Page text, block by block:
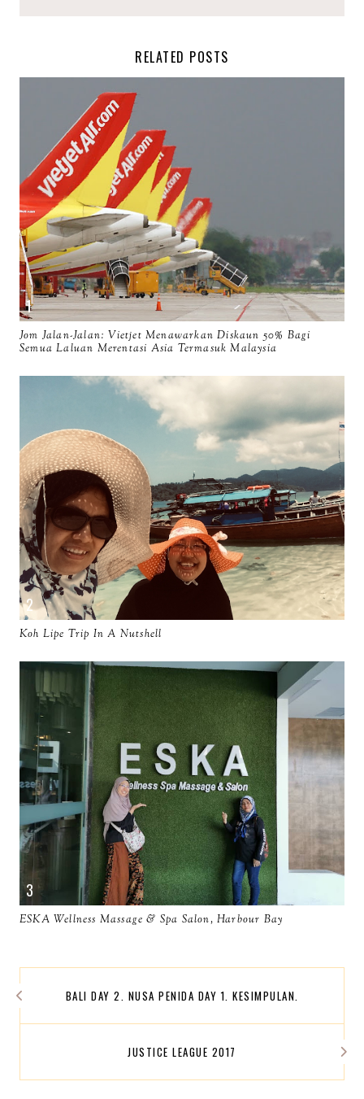
RELATED POSTS
Jom Jalan-Jalan: Vietjet Menawarkan Diskaun 50% Bagi
Semua Laluan Merentasi Asia Termasuk Malaysia
Koh Lipe Trip In A Nutshell
ESKA Wellness Massage & Spa Salon, Harbour Bay
BALI DAY 2. NUSA PENIDA DAY 1. KESIMPULAN.
JUSTICE LEAGUE 2017